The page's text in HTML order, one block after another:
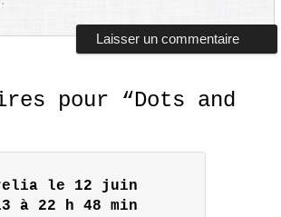
pour “Dots and
le 12 juin
à 22 h 48 min